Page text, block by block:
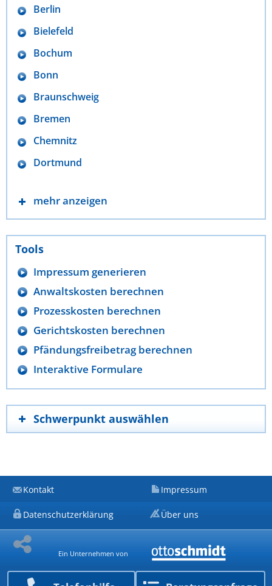
Berlin
Bielefeld
Bochum
Bonn
Braunschweig
Bremen
Chemnitz
Dortmund
mehr anzeigen
Tools
Impressum generieren
Anwaltskosten berechnen
Prozesskosten berechnen
Gerichtskosten berechnen
Pfändungsfreibetrag berechnen
Interaktive Formulare
Schwerpunkt auswählen
Kontakt Impressum
Datenschutzerklärung Über uns
Ein Unternehmen von